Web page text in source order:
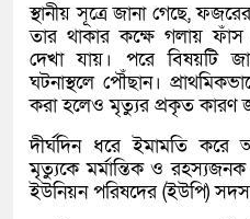
স্থানীয় সূত্রে জানা গেছে,
তার থাকার কক্ষে গলায়
দেখা যায়। পরে বিষয়টি
ঘটনাস্থলে পৌঁছান।
করা হলেও মৃত্যুর প্রকৃত কারণ
দীর্ঘদিন ধরে ইমামতি করে
মৃত্যুকে মর্মান্তিক ও
ইউনিয়ন পরিষদের (ইউপি)